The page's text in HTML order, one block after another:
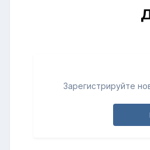
Зарегистрируйте